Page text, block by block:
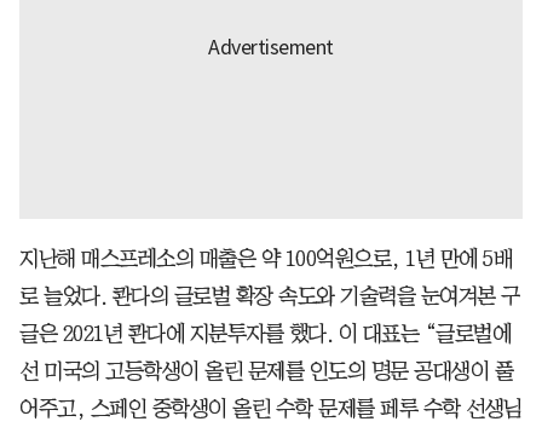
지난해 매스프레소의 매출은 약 100억원으로, 1년 만에 5배
로 늘었다. 콴다의 글로벌 확장 속도와 기술력을 눈여겨본 구
글은 2021년 콴다에 지분투자를 했다. 이 대표는 “글로벌에
선 미국의 고등학생이 올린 문제를 인도의 명문 공대생이 풀
어주고, 스페인 중학생이 올린 수학 문제를 페루 수학 선생님